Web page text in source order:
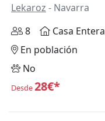
Lekaroz - Navarra
8
Casa Entera
En población
No
Desde28€*